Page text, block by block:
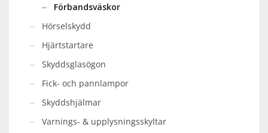
Förbandsväskor
Hörselskydd
Hjärtstartare
Skyddsglasögon
Fick- och pannlampor
Skyddshjälmar
Varnings- & upplysningsskyltar